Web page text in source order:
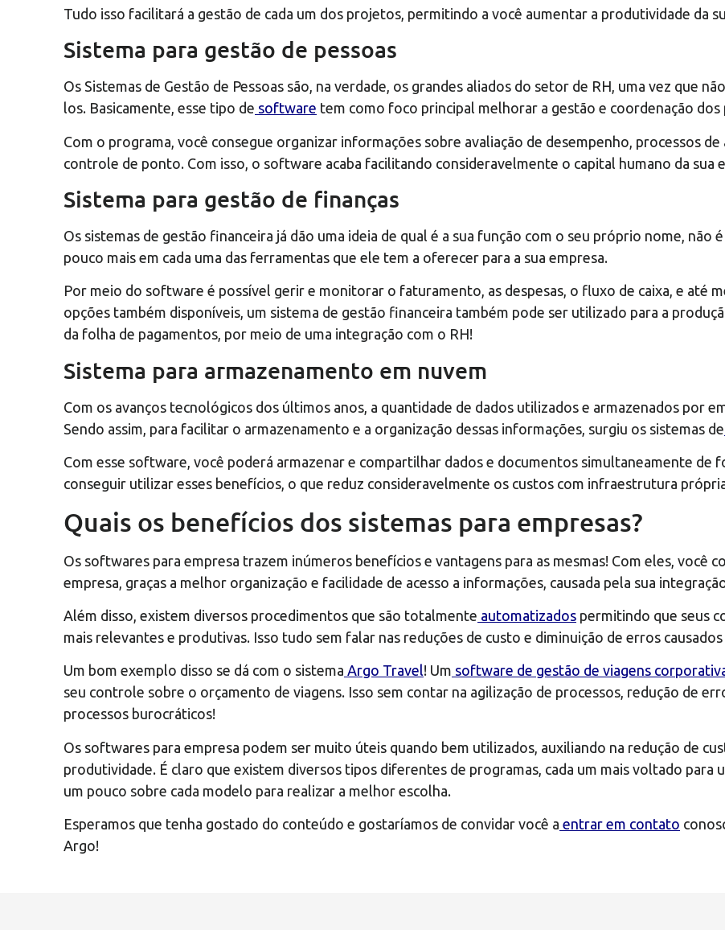
Tudo isso facilitará a gestão de cada um dos projetos, permitindo a você aumentar a produtividade da
Sistema para gestão de pessoas
Os Sistemas de Gestão de Pessoas são, na verdade, os grandes aliados do setor de RH, uma vez que
los. Basicamente, esse tipo de software tem como foco principal melhorar a gestão e coordenação
Com o programa, você consegue organizar informações sobre avaliação de desempenho, processos
controle de ponto. Com isso, o software acaba facilitando consideravelmente o capital humano da sua
Sistema para gestão de finanças
Os sistemas de gestão financeira já dão uma ideia de qual é a sua função com o seu próprio nome,
pouco mais em cada uma das ferramentas que ele tem a oferecer para a sua empresa.
Por meio do software é possível gerir e monitorar o faturamento, as despesas, o fluxo de caixa, e até
opções também disponíveis, um sistema de gestão financeira também pode ser utilizado para a
da folha de pagamentos, por meio de uma integração com o RH!
Sistema para armazenamento em nuvem
Com os avanços tecnológicos dos últimos anos, a quantidade de dados utilizados e armazenados por
Sendo assim, para facilitar o armazenamento e a organização dessas informações, surgiu os sistemas de
Com esse software, você poderá armazenar e compartilhar dados e documentos simultaneamente de
conseguir utilizar esses benefícios, o que reduz consideravelmente os custos com infraestrutura
Quais os benefícios dos sistemas para empresas?
Os softwares para empresa trazem inúmeros benefícios e vantagens para as mesmas! Com eles, você
empresa, graças a melhor organização e facilidade de acesso a informações, causada pela sua
Além disso, existem diversos procedimentos que são totalmente automatizados permitindo que seus
mais relevantes e produtivas. Isso tudo sem falar nas reduções de custo e diminuição de erros
Um bom exemplo disso se dá com o sistema Argo Travel! Um software de gestão de viagens
seu controle sobre o orçamento de viagens. Isso sem contar na agilização de processos, redução de
processos burocráticos!
Os softwares para empresa podem ser muito úteis quando bem utilizados, auxiliando na redução de
produtividade. É claro que existem diversos tipos diferentes de programas, cada um mais voltado para
um pouco sobre cada modelo para realizar a melhor escolha.
Esperamos que tenha gostado do conteúdo e gostaríamos de convidar você a entrar em contato
Argo!